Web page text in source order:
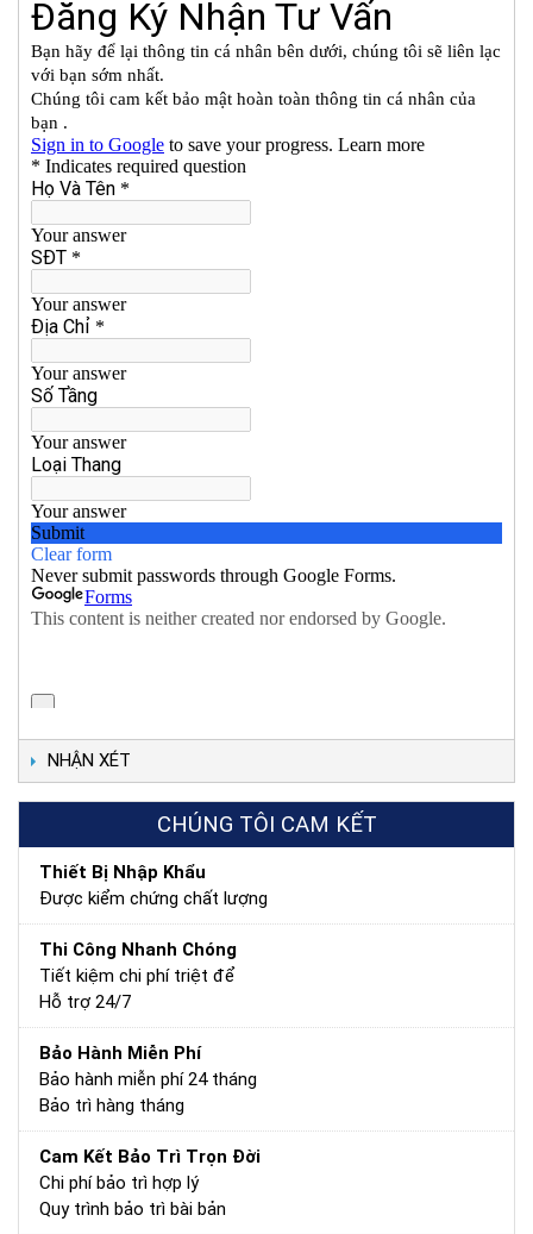
NHẬN XÉT
CHÚNG TÔI CAM KẾT
Thiết Bị Nhập Khẩu
Được kiểm chứng chất lượng
Thi Công Nhanh Chóng
Tiết kiệm chi phí triệt để
Hỗ trợ 24/7
Bảo Hành Miễn Phí
Bảo hành miễn phí 24 tháng
Bảo trì hàng tháng
Cam Kết Bảo Trì Trọn Đời
Chi phí bảo trì hợp lý
Quy trình bảo trì bài bản